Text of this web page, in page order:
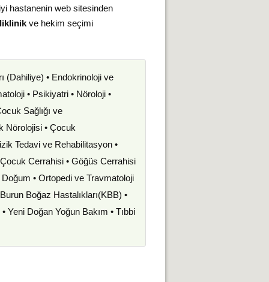
hastanenin web sitesinden
ve hekim seçimi
(Dahiliye) • Endokrinoloji ve
• Psikiyatri • Nöroloji •
Sağlığı ve
Nörolojisi • Çocuk
Tedavi ve Rehabilitasyon •
Cerrahisi • Göğüs Cerrahisi
Doğum • Ortopedi ve Travmatoloji
Boğaz Hastalıkları(KBB) •
Yeni Doğan Yoğun Bakım • Tıbbi